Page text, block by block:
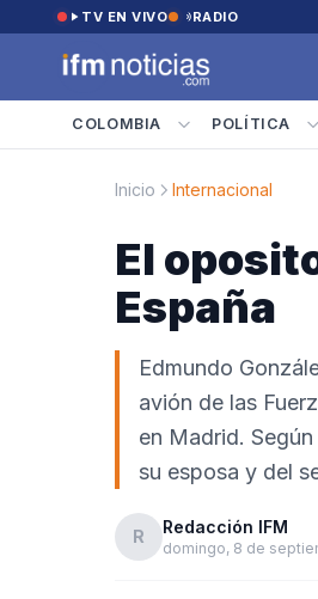
Saltar al contenido
TV EN VIVO RADIO
COLOMBIA POLÍTICA
Inicio Internacional
El
España
Edmundo
avión de las
en Madrid.
su esposa y del
R Redacción IFM
domingo, 8 de